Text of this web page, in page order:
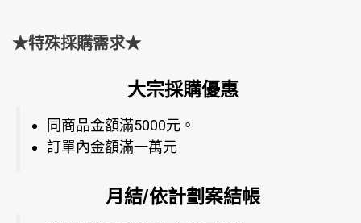
★特殊採購需求★
大宗採購優惠
同商品金額滿5000元。
訂單內金額滿一萬元
月結/依計劃案結帳